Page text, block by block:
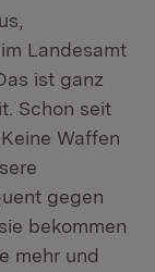
Landesamt
ist ganz
Schon seit
Waffen
gegen
bekommen
mehr und